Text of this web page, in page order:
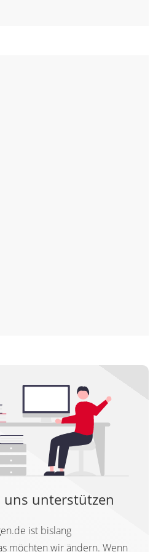
uns unterstützen
ist bislang
möchten wir ändern. Wenn